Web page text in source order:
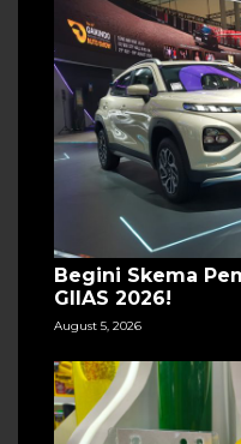
Begini Skema
GIIAS 2026!
August 5, 2026